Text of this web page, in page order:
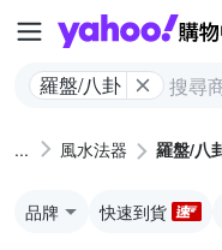
羅盤/八卦
風水法器 羅盤/八
品牌 快速到貨